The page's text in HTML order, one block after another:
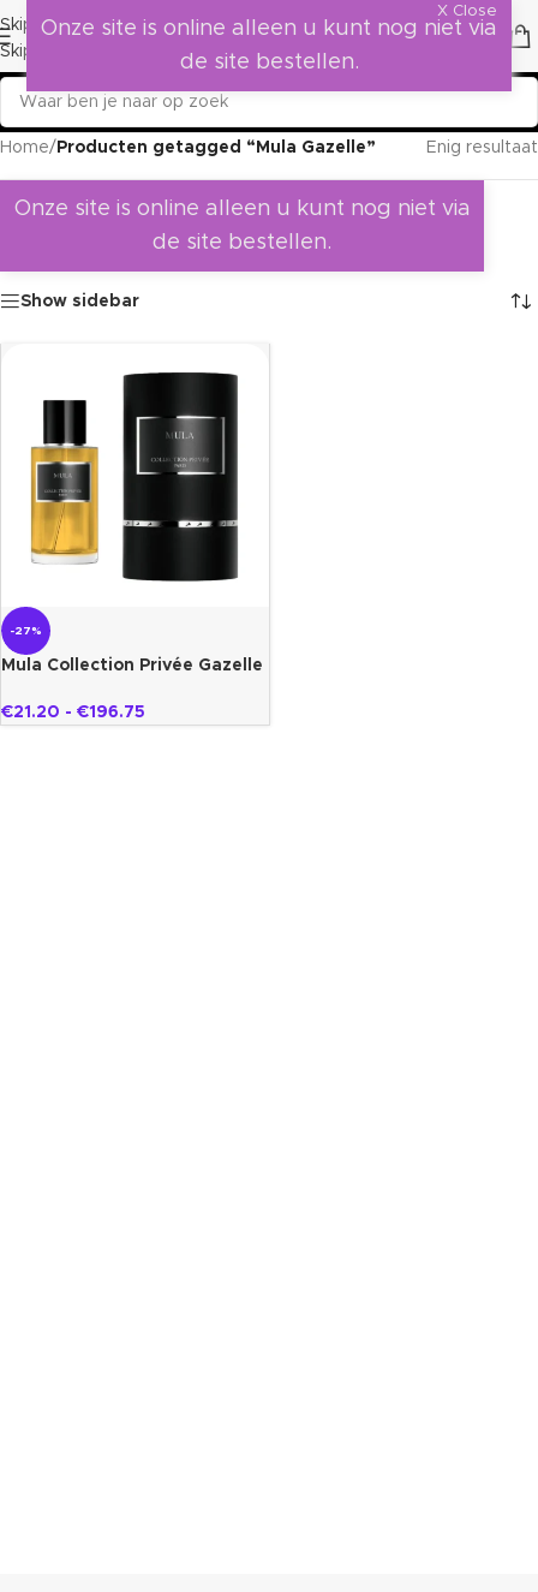
Skip to navigation
Skip to main content
Home/ Producten getagged “Mula Gazelle” Enig resultaat
Onze site is online alleen u kunt nog niet via
de site bestellen.
Show sidebar
-27%
Mula Collection Privée Gazelle
€21.20 - €196.75
X Close
Onze site is online alleen u kunt nog niet via
de site bestellen.